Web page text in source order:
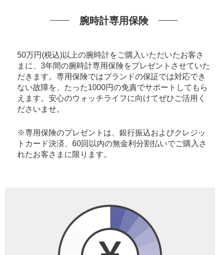
腕時計専用保険
50万円(税込)以上の腕時計をご購入いただいたお客さ
まに、3年間の腕時計専用保険をプレゼントさせていた
だきます。専用保険ではブランドの保証では対応でき
ない故障を、たった1000円の免責でサポートしてもら
えます。安心のウォッチライフに向けてぜひご活用く
ださいませ。
※専用保険のプレゼントは、銀行振込およびクレジッ
トカード決済、60回以内の無金利分割払いでご購入さ
れたお客さまに限ります。